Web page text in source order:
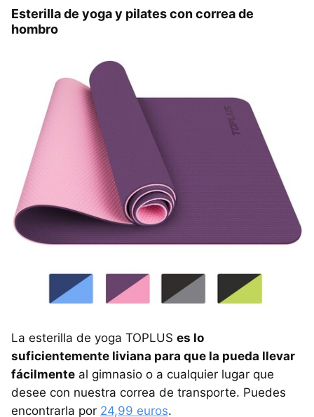
Esterilla de yoga y pilates con correa de
hombro
La esterilla de yoga TOPLUS es lo
suficientemente liviana para que la pueda llevar
fácilmente al gimnasio o a cualquier lugar que
desee con nuestra correa de transporte. Puedes
encontrarla por 24,99 euros.